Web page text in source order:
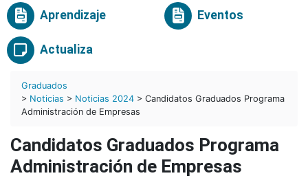
Aprendizaje Eventos
Actualiza
Graduados
> Noticias > Noticias 2024 > Candidatos Graduados Programa
Administración de Empresas
Candidatos Graduados Programa
Administración de Empresas